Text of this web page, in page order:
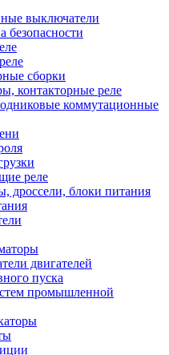
выключатели
безопасности
сборки
контакторные реле
коммутационные
реле
дроссели, блоки питания
двигателей
пуска
промышленной